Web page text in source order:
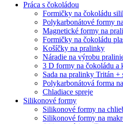
Práca s čokoládou
Formičky na čokoládu
Polykarbonátové formy
Magnetické formy na
Formičky na čokoládu
Košíčky na pralinky
Náradie na výrobu
3 D formy na čokoládu a
Sada na pralinky Tritán +
Polykarbonátová forma
Chladiace spreje
Silikonové formy
Silikonové formy na
Silikonové formy na